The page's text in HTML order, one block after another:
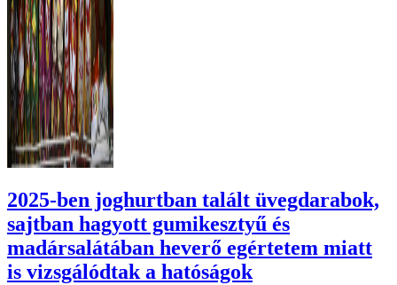
2025-ben joghurtban talált üvegdarabok,
sajtban hagyott gumikesztyű és
madársalátában heverő egértetem miatt
is vizsgálódtak a hatóságok